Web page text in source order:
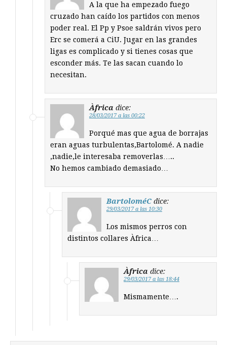
A la que ha empezado fuego
cruzado han caído los partidos con menos
poder real. El Pp y Psoe saldrán vivos pero
Erc se comerá a CiU. Jugar en las grandes
ligas es complicado y si tienes cosas que
esconder más. Te las sacan cuando lo
necesitan.
Àfrica dice:
28/03/2017 a las 00:22
Porqué mas que agua de borrajas
eran aguas turbulentas,Bartolomé. A nadie
,nadie,le interesaba removerlas…..
No hemos cambiado demasiado…
BartoloméC dice:
29/03/2017 a las 10:30
Los mismos perros con
distintos collares Àfrica…
Àfrica dice:
29/03/2017 a las 18:44
Mismamente….